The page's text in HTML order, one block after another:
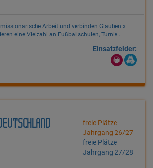
Arbeit und verbinden Glauben x
eine Vielzahl an Fußballschulen, Turnie...
Einsatzfelder:
freie Plätze
Jahrgang 26/27
freie Plätze
Jahrgang 27/28